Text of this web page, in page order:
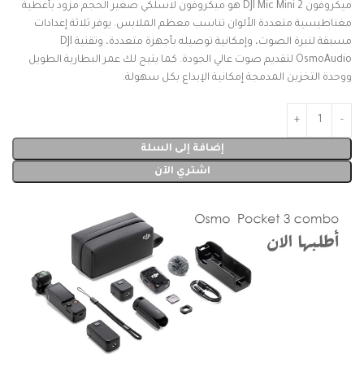
ميكروفون DJI Mic Mini 2 هو ميكروفون لاسلكي صغير الحجم مزود بأغطية
مغناطيسية متعددة الألوان تناسب معظم الملابس. يوفر ثلاثة إعدادات
مسبقة لنبرة الصوت، وإمكانية توصيله بأجهزة متعددة، وتقنية DJI
OsmoAudio لتقديم صوت عالي الجودة. كما يتيح لك عمر البطارية الطويل
ووحدة التخزين المدمجة إمكانية الإبداع بكل سهولة.
إضافة إلى السلة
اشتري الآن